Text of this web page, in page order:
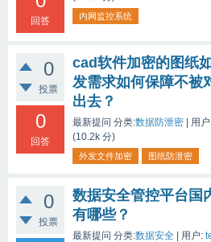
回答 内网监控系统
0
投票
0
回答
cad软件加密的图纸
发需求如何保障不被
出去？
最新提问 分类:数据防泄密 用
(10.2k 分)
外发文件加密 图纸防泄密
0
投票
数据安全管控平台国
有哪些？
最新提问 分类:数据安全 用户: